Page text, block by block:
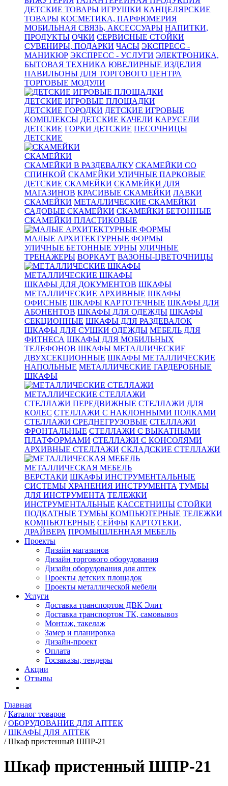
ДЕТСКИЕ ТОВАРЫ ИГРУШКИ КАНЦЕЛЯРСКИЕ
ТОВАРЫ КОСМЕТИКА, ПАРФЮМЕРИЯ
МОБИЛЬНАЯ СВЯЗЬ, АКСЕССУАРЫ НАПИТКИ,
ПРОДУКТЫ ОЧКИ СЕРВИСНЫЕ СТОЙКИ
СУВЕНИРЫ, ПОДАРКИ ЧАСЫ ЭКСПРЕСС -
МАНИКЮР ЭКСПРЕСС - УСЛУГИ ЭЛЕКТРОНИКА,
БЫТОВАЯ ТЕХНИКА ЮВЕЛИРНЫЕ ИЗДЕЛИЯ
ПАВИЛЬОНЫ ДЛЯ ТОРГОВОГО ЦЕНТРА
ТОРГОВЫЕ МОДУЛИ
ДЕТСКИЕ ИГРОВЫЕ ПЛОЩАДКИ
ДЕТСКИЕ ГОРОДКИ ДЕТСКИЕ ИГРОВЫЕ
КОМПЛЕКСЫ ДЕТСКИЕ КАЧЕЛИ КАРУСЕЛИ
ДЕТСКИЕ ГОРКИ ДЕТСКИЕ ПЕСОЧНИЦЫ
ДЕТСКИЕ
СКАМЕЙКИ
СКАМЕЙКИ В РАЗДЕВАЛКУ СКАМЕЙКИ СО
СПИНКОЙ СКАМЕЙКИ УЛИЧНЫЕ ПАРКОВЫЕ
ДЕТСКИЕ СКАМЕЙКИ СКАМЕЙКИ ДЛЯ
МАГАЗИНОВ КРАСИВЫЕ СКАМЕЙКИ ЛАВКИ
СКАМЕЙКИ МЕТАЛЛИЧЕСКИЕ СКАМЕЙКИ
САДОВЫЕ СКАМЕЙКИ СКАМЕЙКИ БЕТОННЫЕ
СКАМЕЙКИ ПЛАСТИКОВЫЕ
МАЛЫЕ АРХИТЕКТУРНЫЕ ФОРМЫ
УЛИЧНЫЕ БЕТОННЫЕ УРНЫ УЛИЧНЫЕ
ТРЕНАЖЕРЫ ВОРКАУТ ВАЗОНЫ-ЦВЕТОЧНИЦЫ
МЕТАЛЛИЧЕСКИЕ ШКАФЫ
ШКАФЫ ДЛЯ ДОКУМЕНТОВ ШКАФЫ
МЕТАЛЛИЧЕСКИЕ АРХИВНЫЕ ШКАФЫ
ОФИСНЫЕ ШКАФЫ КАРТОТЕЧНЫЕ ШКАФЫ ДЛЯ
АБОНЕНТОВ ШКАФЫ ДЛЯ ОДЕЖДЫ ШКАФЫ
СЕКЦИОННЫЕ ШКАФЫ ДЛЯ РАЗДЕВАЛОК
ШКАФЫ ДЛЯ СУШКИ ОДЕЖДЫ МЕБЕЛЬ ДЛЯ
ФИТНЕСА ШКАФЫ ДЛЯ МОБИЛЬНЫХ
ТЕЛЕФОНОВ ШКАФЫ МЕТАЛЛИЧЕСКИЕ
ДВУХСЕКЦИОННЫЕ ШКАФЫ МЕТАЛЛИЧЕСКИЕ
НАПОЛЬНЫЕ МЕТАЛЛИЧЕСКИЕ ГАРДЕРОБНЫЕ
ШКАФЫ
МЕТАЛЛИЧЕСКИЕ СТЕЛЛАЖИ
СТЕЛЛАЖИ ПЕРЕДВИЖНЫЕ СТЕЛЛАЖИ ДЛЯ
КОЛЕС СТЕЛЛАЖИ С НАКЛОННЫМИ ПОЛКАМИ
СТЕЛЛАЖИ СРЕДНЕГРУЗОВЫЕ СТЕЛЛАЖИ
ФРОНТАЛЬНЫЕ СТЕЛЛАЖИ С ВЫКАТНЫМИ
ПЛАТФОРМАМИ СТЕЛЛАЖИ С КОНСОЛЯМИ
АРХИВНЫЕ СТЕЛЛАЖИ СКЛАДСКИЕ СТЕЛЛАЖИ
МЕТАЛЛИЧЕСКАЯ МЕБЕЛЬ
ВЕРСТАКИ ШКАФЫ ИНСТРУМЕНТАЛЬНЫЕ
СИСТЕМЫ ХРАНЕНИЯ ИНСТРУМЕНТА ТУМБЫ
ДЛЯ ИНСТРУМЕНТА ТЕЛЕЖКИ
ИНСТРУМЕНТАЛЬНЫЕ КАССЕТНИЦЫ СТОЙКИ
ПОДКАТНЫЕ ТУМБЫ КОМПЬЮТЕРНЫЕ ТЕЛЕЖКИ
КОМПЬЮТЕРНЫЕ СЕЙФЫ КАРТОТЕКИ,
ДРАЙВЕРА ПРОМЫШЛЕННАЯ МЕБЕЛЬ
Проекты
Дизайн магазинов
Дизайн торгового оборудования
Дизайн оборудования для аптек
Проекты детских площадок
Проекты металлической мебели
Услуги
Доставка транспортом ДВК Элит
Доставка транспортом ТК, самовывоз
Монтаж, такелаж
Замер и планировка
Дизайн-проект
Оплата
Госзаказы, тендеры
Акции
Отзывы
Главная
/ Каталог товаров
/ ОБОРУДОВАНИЕ ДЛЯ АПТЕК
/ ШКАФЫ ДЛЯ АПТЕК
/ Шкаф пристенный ШПР-21
Шкаф пристенный ШПР-21